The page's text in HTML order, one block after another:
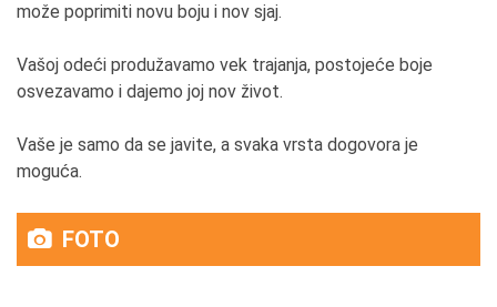
može poprimiti novu boju i nov sjaj.
Vašoj odeći produžavamo vek trajanja, postojeće boje
osvezavamo i dajemo joj nov život.
Vaše je samo da se javite, a svaka vrsta dogovora je
moguća.
FOTO